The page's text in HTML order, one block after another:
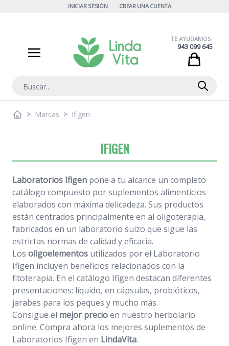
INICIAR SESIÓN CREAR UNA CUENTA
Buscar
TE AYUDAMOS:
943 099 645
> Marcas > Ifigen
IFIGEN
Laboratorios Ifigen pone a tu alcance un completo
catálogo compuesto por suplementos alimenticios
elaborados con máxima delicadeza. Sus productos
están centrados principalmente en al oligoterapia,
fabricados en un laboratorio suizo que sigue las
estrictas normas de calidad y eficacia.
Los oligoelementos utilizados por el Laboratorio
Ifigen incluyen beneficios relacionados con la
fitoterapia. En el catálogo Ifigen destacan diferentes
presentaciones: líquido, en cápsulas, probióticos,
jarabes para los peques y mucho más.
Consigue el mejor precioen nuestro herbolario
online. Compra ahora los mejores suplementos de
Laboratorios Ifigen en LindaVita.